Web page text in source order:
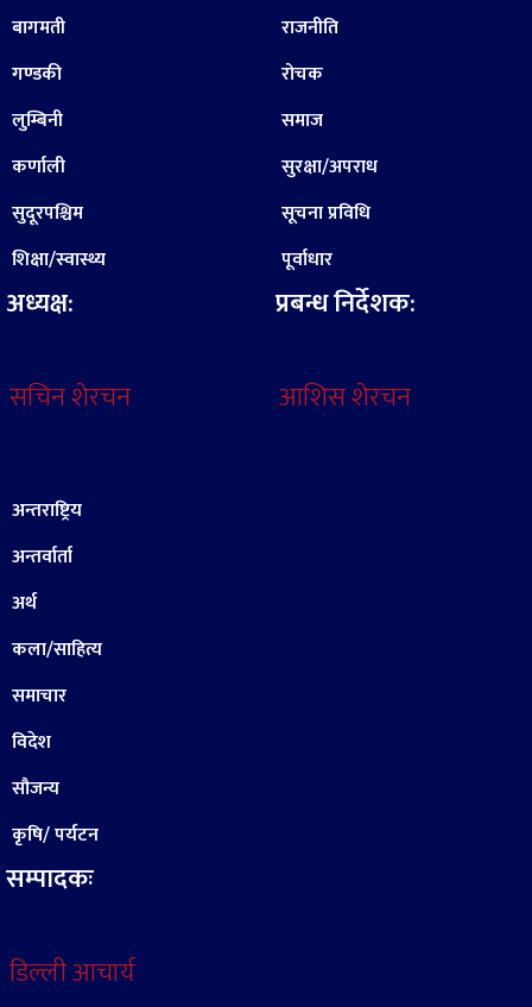
बागमती
गण्डकी
लुम्बिनी
कर्णाली
सुदूरपश्चिम
शिक्षा/स्वास्थ्य
अध्यक्ष:
सचिन शेरचन
राजनीति
रोचक
समाज
सुरक्षा/अपराध
सूचना प्रविधि
पूर्वाधार
प्रबन्ध निर्देशक:
आशिस शेरचन
अन्तराष्ट्रिय
अन्तर्वार्ता
अर्थ
कला/साहित्य
समाचार
विदेश
सौजन्य
कृषि/ पर्यटन
सम्पादकः
डिल्ली आचार्य